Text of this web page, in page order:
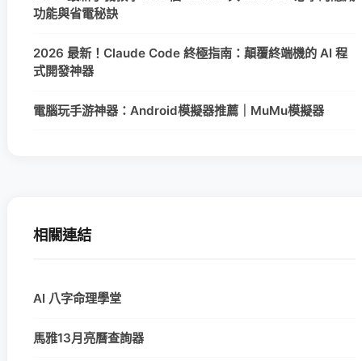
功能與省電秘訣
2026 最新！Claude Code 終極指南：顛覆終端機的 AI 程
式開發神器
電腦玩手游神器：Android模擬器推薦｜MuMu模擬器
相關連結
AI 八字命理學堂
馬雅13月亮曆查詢器